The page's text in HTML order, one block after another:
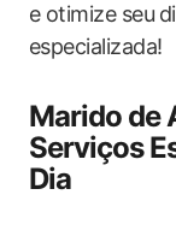
e otimize seu⁣
especializada!
Marido de
Serviços
Dia